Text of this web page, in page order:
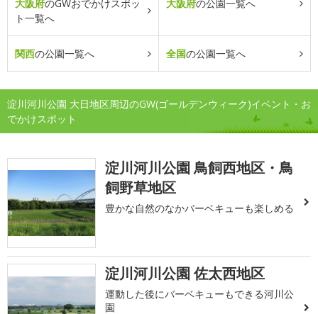
大阪府のGWおでかけスポッ
ト一覧へ
大阪府の公園一覧へ
関西の公園一覧へ 全国の公園一覧へ
淀川河川公園 大日地区周辺のGW(ゴールデンウィーク)イベント・お
でかけスポット
淀川河川公園 鳥飼西地区・鳥
飼野草地区
豊かな自然のなかバーベキューも楽しめる
淀川河川公園 佐太西地区
運動した後にバーベキューもできる河川公
園